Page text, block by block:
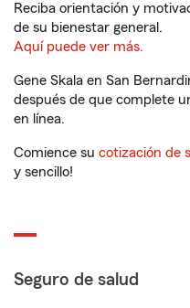
Reciba orientación y
de su bienestar general.
Aquí puede ver más.
Gene Skala en San
después de que complete
en línea.
Comience su cotización de
y sencillo!
Seguro de salud